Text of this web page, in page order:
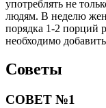
употреблять не
людям. В неделю
порядка 1-2 порций
необходимо
Советы
СОВЕТ №1